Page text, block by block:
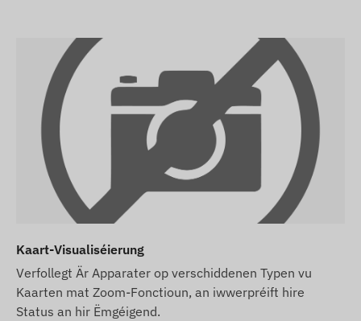
Kafoptiounen
Wann Dir nëmmen den Apparat kaaft (ouni
Software-Abonnement), gëtt en mat de
Fabrécksastellungen iwwerreecht. Dir musst
Iech selwer ëm d'SIM-Kaart, hir Astellungen an
de Betrib (Oplueden, deeglech Gestioun)
këmmeren.
Wann Dir nieft dem Apparat och e Software-
Abonnement kaaft, awer keng SIM-Kaart, kritt
Dir den Apparat scho an eiser Software
registréiert an asazbereet. D'Beschaffung an
d'Astellung vun der SIM-Kaart bleift an Ärer
Kaart-Visualiséierung
Verfollegt Är Apparater op verschiddenen Typen vu
Kaarten mat Zoom-Fonctioun, an iwwerpréift hire
Status an hir Ëmgéigend.